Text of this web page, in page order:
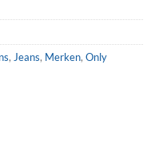
, Jeans, Merken, Only